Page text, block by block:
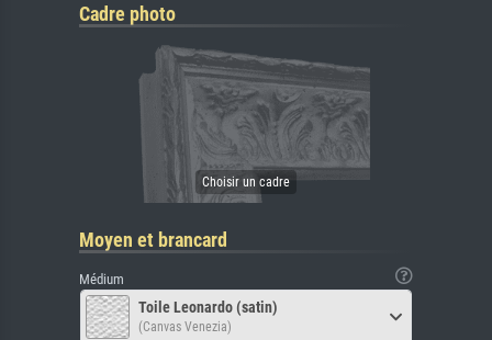
Cadre photo
Moyen et brancard
Médium
Toile Leonardo (satin)
(Canvas Venezia)